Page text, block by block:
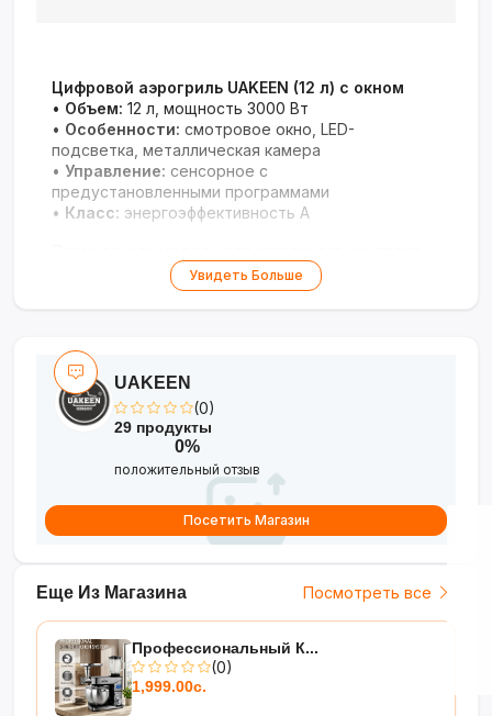
Цифровой аэрогриль UAKEEN (12 л) с окном
• Объем: 12 л, мощность 3000 Вт
• Особенности: смотровое окно, LED-
подсветка, металлическая камера
• Управление: сенсорное с
предустановленными программами
• Класс: энергоэффективность A
приготовления с высокой производительностью.
Увидеть Больше
Еще Из Магазина Посмотреть все
Профессиональный К...
(0)
1,999.00с.
UAKEEN
(0)
29 продукты
0%
положительный отзыв
Посетить Магазин